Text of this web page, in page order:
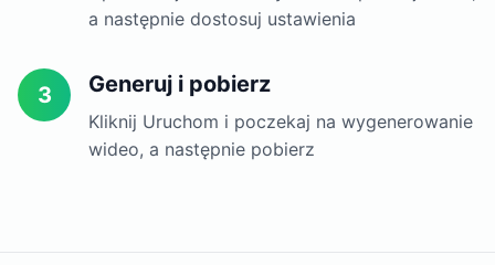
a następnie dostosuj ustawienia
3 Generuj i pobierz
Kliknij Uruchom i poczekaj na wygenerowanie
wideo, a następnie pobierz